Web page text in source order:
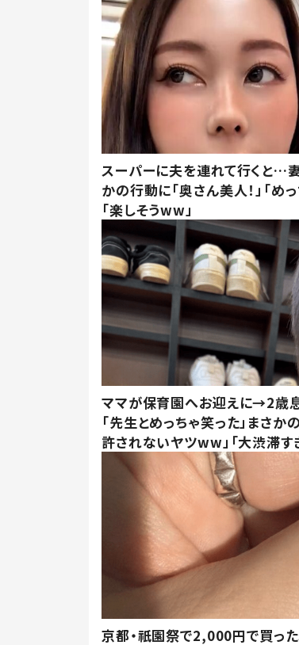
スーパーに夫を連れて行くと…妻
かの行動に「奥さん美人！」「め
「楽しそうww」
ママが保育園へお迎えに→2
「先生とめっちゃ笑った」まさか
許されないヤツww」「大渋滞す
京都・祇園祭で2,000円で買っ